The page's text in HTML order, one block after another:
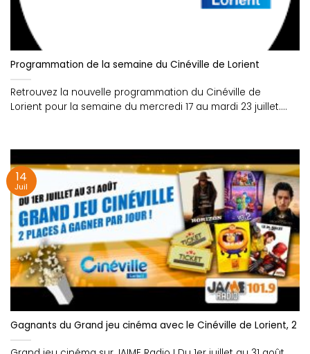
Programmation de la semaine du Cinéville de Lorient
Retrouvez la nouvelle programmation du Cinéville de
Lorient pour la semaine du mercredi 17 au mardi 23 juillet....
Gagnants du Grand jeu cinéma avec le Cinéville de Lorient, 2
14
Juil